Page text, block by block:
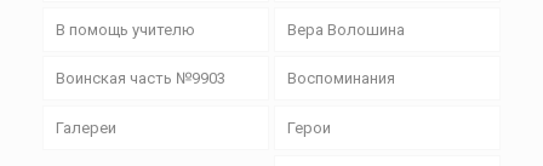
В помощь учителю Вера Волошина
Воинская часть №9903 Воспоминания
Галереи Герои